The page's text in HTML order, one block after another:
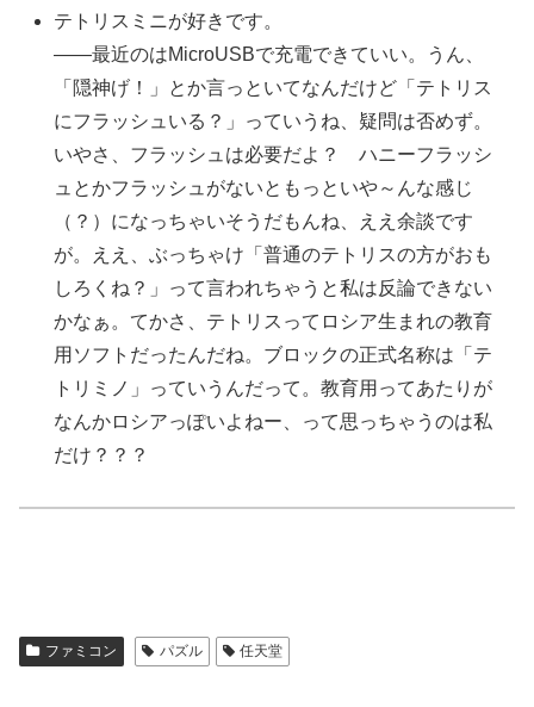
テトリスミニが好きです。
――最近のはMicroUSBで充電できていい。うん、
「隠神げ！」とか言っといてなんだけど「テトリス
にフラッシュいる？」っていうね、疑問は否めず。
いやさ、フラッシュは必要だよ？ ハニーフラッシ
ュとかフラッシュがないともっといや～んな感じ
（？）になっちゃいそうだもんね、ええ余談です
が。ええ、ぶっちゃけ「普通のテトリスの方がおも
しろくね？」って言われちゃうと私は反論できない
かなぁ。てかさ、テトリスってロシア生まれの教育
用ソフトだったんだね。ブロックの正式名称は「テ
トリミノ」っていうんだって。教育用ってあたりが
なんかロシアっぽいよねー、って思っちゃうのは私
だけ？？？
ファミコン パズル 任天堂